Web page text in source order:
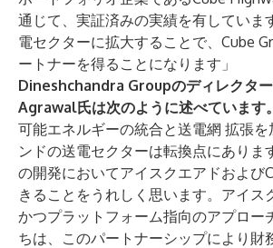
通じて、実証済みの実績を有していま
電セクターに拡大することで、Cube
ートナーを得ることになります」
Dineshchandra Groupのディレクタ
Agrawal氏は次のように述べています。
可能エネルギーの統合と送電網 拡張を
ンドの送電セクターは転換点にありま
の開発においてアイスクエアドおよび
きることをうれしく思います。アイス
かつプラットフォーム指向のアプロー
ちは、このパートナーシップにより財